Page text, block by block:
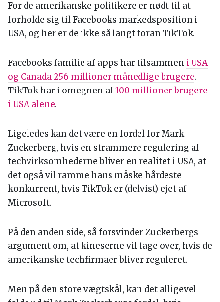
For de amerikanske politikere er nødt til at
forholde sig til Facebooks markedsposition i
USA, og her er de ikke så langt foran TikTok.
Facebooks familie af apps har tilsammen i USA
og Canada 256 millioner månedlige brugere.
TikTok har i omegnen af100 millioner brugere
i USA alene.
Ligeledes kan det være en fordel for Mark
Zuckerberg, hvis en strammere regulering af
techvirksomhederne bliver en realitet i USA, at
det også vil ramme hans måske hårdeste
konkurrent, hvis TikTok er (delvist) ejet af
Microsoft.
På den anden side, så forsvinder Zuckerbergs
argument om, at kineserne vil tage over, hvis de
amerikanske techfirmaer bliver reguleret.
Men på den store vægtskål, kan det alligevel